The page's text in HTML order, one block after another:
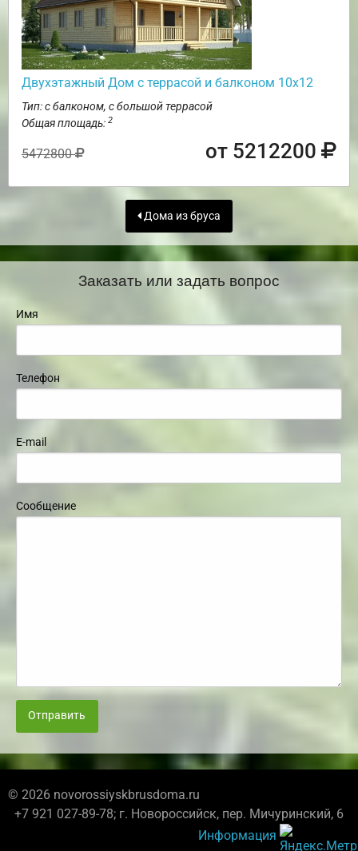
Двухэтажный Дом с террасой и балконом 10х12
Тип: с балконом, с большой террасой
Общая площадь: 2
5472800 от 5212200
Дома из бруса
Заказать или задать вопрос
Имя
Телефон
E-mail
Сообщение
Отправить
© 2026 novorossiyskbrusdoma.ru
+7 921 027-89-78; г. Новороссийск, пер. Мичуринский, 6
Информация